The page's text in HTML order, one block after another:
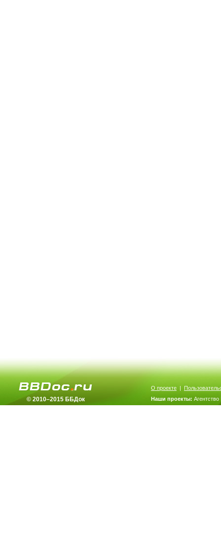
© 2010–2015 ББДок
О проекте |
Наши проекты: